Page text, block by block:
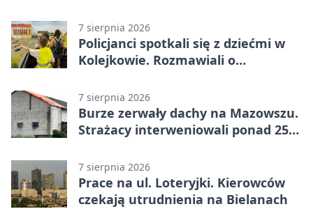
7 sierpnia 2026
Policjanci spotkali się z dziećmi w
Kolejkowie. Rozmawiali o
7 sierpnia 2026
Burze zerwały dachy na Mazowszu.
Strażacy interweniowali ponad 250
7 sierpnia 2026
Prace na ul. Loteryjki. Kierowców
czekają utrudnienia na Bielanach